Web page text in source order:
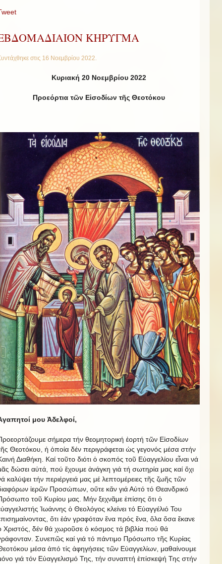
ΚΗΡΥΓΜΑ
στις 16 Νοεμβρίου 2022.
Κυριακή 20 Νοεμβρίου 2022
Προεόρτια τῶν Εἰσοδίων τῆς Θεοτόκου
μου Ἀδελφοί,
σήμερα τήν θεομητορική ἑορτή τῶν Εἰσοδίων
Θεοτόκου, ἡ ὁποία δέν περιγράφεται ὡς γεγονός μέσα στήν
Διαθήκη. Καί τοῦτο διότι ὁ σκοπός τοῦ Εὐαγγελίου εἶναι νά
δώσει αὐτά, πού ἔχουμε ἀνάγκη γιά τή σωτηρία μας καί ὄχι
καλύψει τήν περιέργειά μας μέ λεπτομέρειες τῆς ζωῆς τῶν
ἱερῶν Προσώπων, οὔτε κἄν γιά Αὐτό τό Θεανδρικό
τοῦ Κυρίου μας. Μήν ξεχνᾶμε ἐπίσης ὅτι ὁ
Ἰωάννης ὁ Θεολόγος κλείνει τό Εὐαγγέλιό Του
ὅτι ἐάν γραφόταν ἕνα πρός ἕνα, ὅλα ὅσα ἔκανε
Χριστός, δέν θά χωροῦσε ὁ κόσμος τά βιβλία πού θά
Συνεπῶς καί γιά τό πάντιμο Πρόσωπο τῆς Κυρίας
μέσα ἀπό τίς ἀφηγήσεις τῶν Εὐαγγελίων, μαθαίνουμε
γιά τόν Εὐαγγελισμό Της, τήν συναπτή ἐπίσκεψή Της στήν